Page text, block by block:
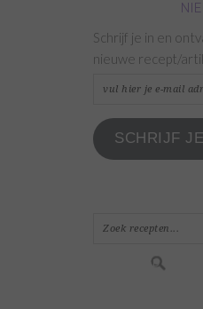
Schrijf je in en
nieuwe recept/
vul
je
e-
SCHRIJF